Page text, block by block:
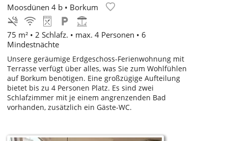
Moosdünen 4 b • Borkum
75 m² • 2 Schlafz. • max. 4 Personen • 6
Mindestnächte
Unsere geräumige Erdgeschoss-Ferienwohnung mit
Terrasse verfügt über alles, was Sie zum Wohlfühlen
auf Borkum benötigen. Eine großzügige Aufteilung
bietet bis zu 4 Personen Platz. Es sind zwei
Schlafzimmer mit je einem angrenzenden Bad
vorhanden, zusätzlich ein Gäste-WC.